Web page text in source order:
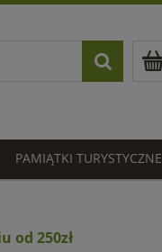
PAMIĄTKI TURYSTYCZNE
od 250zł